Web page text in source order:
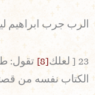
الرب جرب ابراهيم
23 [ لعلك [8]
تقول:
الكتاب نفسه من